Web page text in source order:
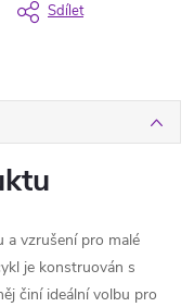
Sdílet
a vzrušení pro malé
je konstruován s
činí ideální volbu pro